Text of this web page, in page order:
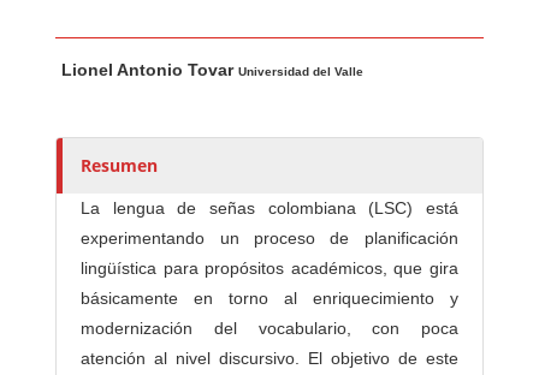
u
o
e
Lionel Antonio TovarUniversidad del Valle
Resumen
La lengua de señas colombiana (LSC) está
experimentando un proceso de planificación
lingüística para propósitos académicos, que gira
básicamente en torno al enriquecimiento y
modernización del vocabulario, con poca
atención al nivel discursivo. El objetivo de este